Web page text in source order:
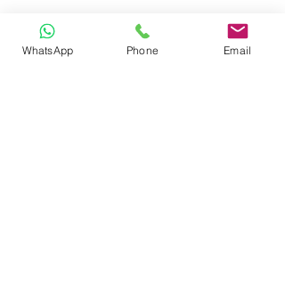
:972-3-5296555 ::Fax 972-77-4703828
Email: Contact@smartax.co.il
WhatsApp Phone Email